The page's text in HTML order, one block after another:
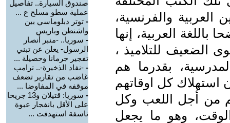
العربية والفرنسية،
العربية، إنها
الضعيف للتلاميذ ،
بقدرما هم
استهلاك كل اوقاتهم
من أجل اللعب وكل
وهو ما يجعل
صندوق السيارة.. تفاصيل
عملية سطو مسلح ع ...
- توتر دبلوماسي بين
واشنطن وباريس
- سوريا.. -منبر أنصار
الرسول- يعلن عن تبني
تفجير جرمانا وحصيلة ...
- -نفاد الذخيرة-.. ترامب
غاضب من تقارير تضعف
موقفه في المفاوضا ...
-
سوريا: قتيلان و13 جريحا
على الأقل بانفجار عبوة
ناسفة استهدفت ...